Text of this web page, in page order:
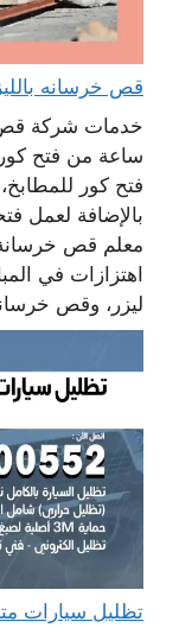
قص خرسانه بالليزر الكويت
ساعة من فتح
فتح كور
بالإضافة لعمل
معلم قص خرسانة
اهتزازات في
ليزر، وقص